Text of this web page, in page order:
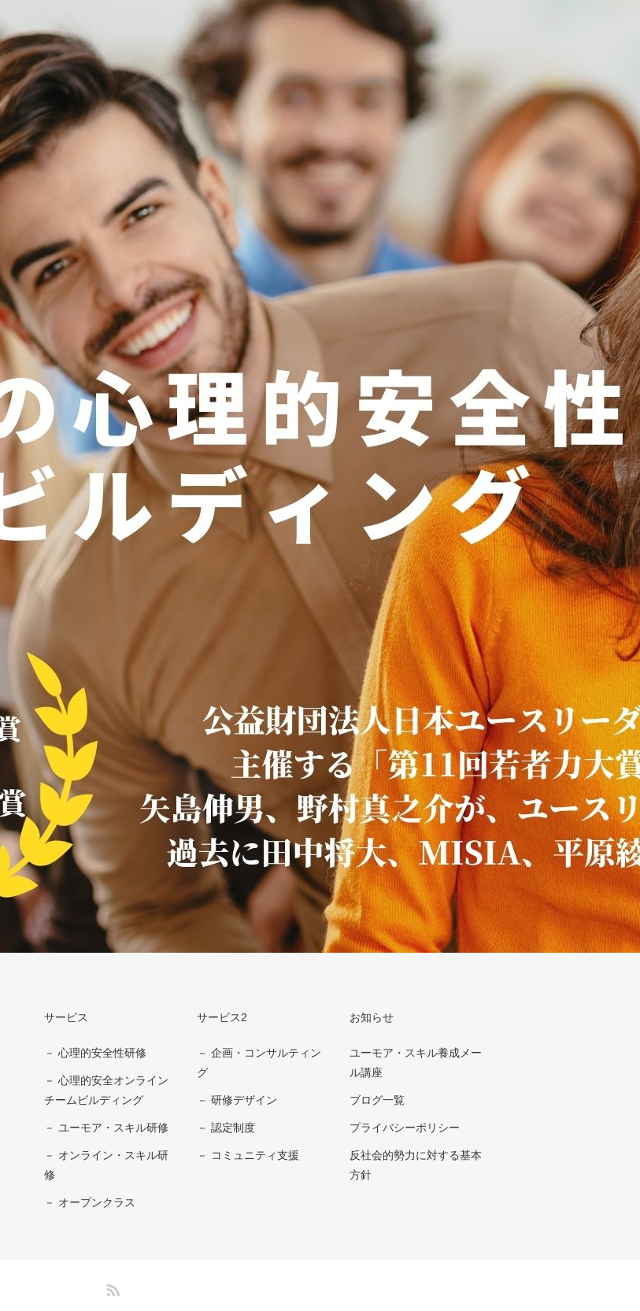
サービス
－ 心理的安全性研修
－ 心理的安全オンライン
チームビルディング
－ ユーモア・スキル研修
－ オンライン・スキル研
修
－ オープンクラス
サービス2
－ 企画・コンサルティン
グ
－ 研修デザイン
－ 認定制度
－ コミュニティ支援
お知らせ
ユーモア・スキル養成メー
ル講座
ブログ一覧
プライバシーポリシー
反社会的勢力に対する基本
方針